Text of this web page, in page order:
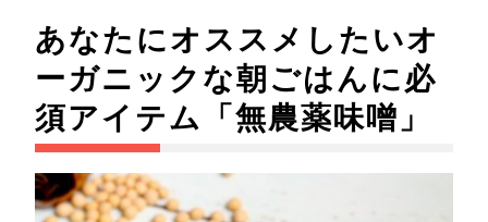
あなたにオススメしたいオ
ーガニックな朝ごはんに必
須アイテム「無農薬味噌」